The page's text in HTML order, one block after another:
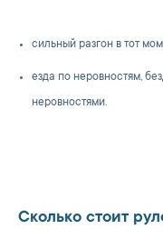
сильный разгон в тот
езда по неровностям,
неровностями.
Сколько стоит